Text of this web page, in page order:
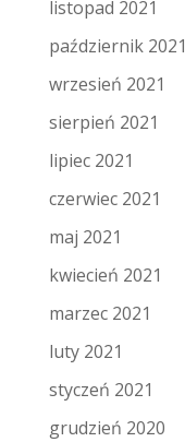
listopad 2021
październik 2021
wrzesień 2021
sierpień 2021
lipiec 2021
czerwiec 2021
maj 2021
kwiecień 2021
marzec 2021
luty 2021
styczeń 2021
grudzień 2020